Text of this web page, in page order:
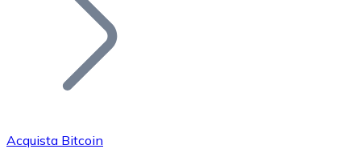
Acquista Bitcoin